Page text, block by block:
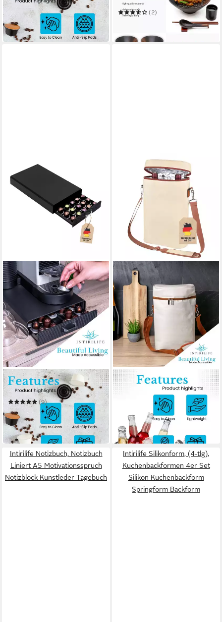
29,99 € UVP 39,99 €
-25%
in 4-5 Werktagen bei dir
(2)
in 4-5 Werktagen bei dir
INTIRILIFE
Kapselhalter
(9)
24,99 € UVP27,99 €
-11%
in 4-5 Werktagen bei dir
INTIRILIFE
Wein- und Sektkühler
UVP 37,99 €
in 4-5 Werktagen bei dir
Intirilife Notizbuch, Notizbuch
Liniert A5 Motivationsspruch
Notizblock Kunstleder Tagebuch
Intirilife Silikonform, (4-tlg),
Kuchenbackformen 4er Set
Silikon Kuchenbackform
Springform Backform